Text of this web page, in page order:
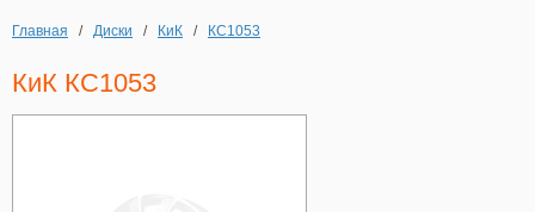
Аккумуляторы
Аксессуары
Главная / Диски / КиК / КС1053
КиК КС1053